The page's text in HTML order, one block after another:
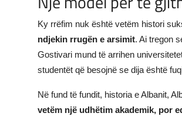
Ky rrëfim nuk është vetëm histori
ndjekin rrugën e arsimit. Ai tregon
Gostivari mund të arrihen
studentët që besojnë se dija është
Në fund të fundit, historia e Albanit,
vetëm një udhëtim akademik, por